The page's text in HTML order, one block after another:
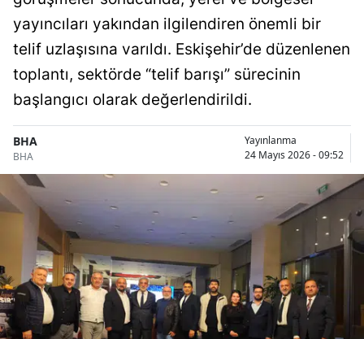
yayıncıları yakından ilgilendiren önemli bir
telif uzlaşısına varıldı. Eskişehir’de düzenlenen
toplantı, sektörde “telif barışı” sürecinin
başlangıcı olarak değerlendirildi.
BHA
BHA
Yayınlanma
24 Mayıs 2026 - 09:52